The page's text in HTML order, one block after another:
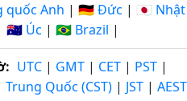
quốc Anh | 🇩🇪 Đức | 🇯🇵 Nhật
🇦🇺 Úc | 🇧🇷 Brazil |
: UTC | GMT | CET | PST |
Trung Quốc (CST) | JST | AEST